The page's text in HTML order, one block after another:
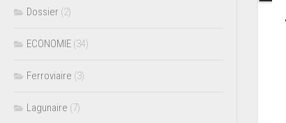
Dossier (2)
ECONOMIE (34)
Ferroviaire (3)
Lagunaire (7)